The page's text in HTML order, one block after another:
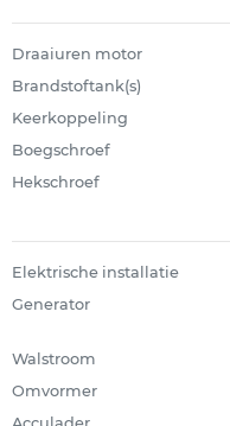
Draaiuren motor
Brandstoftank(s)
Keerkoppeling
Boegschroef
Hekschroef
Elektrische installatie
Generator
Walstroom
Omvormer